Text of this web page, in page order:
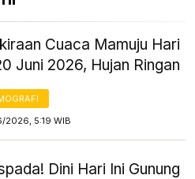
Cuaca Mamuju Hari
Juni 2026, Hujan Ringan
2026, 5:19 WIB
Dini Hari Ini Gunung